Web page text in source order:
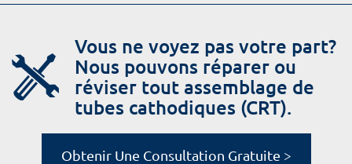
Vous ne voyez pas votre part?
Nous pouvons réparer ou
réviser tout assemblage de
tubes cathodiques (CRT).
Obtenir Une Consultation Gratuite >